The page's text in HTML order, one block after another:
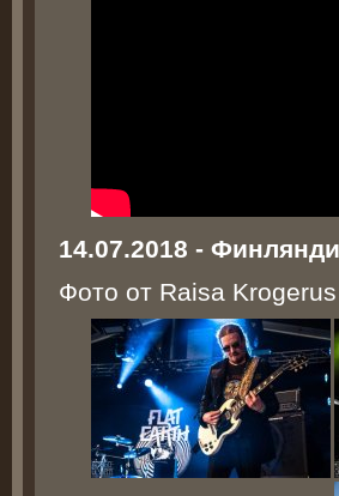
14.07.2018 -
Фото от Raisa Krogerus